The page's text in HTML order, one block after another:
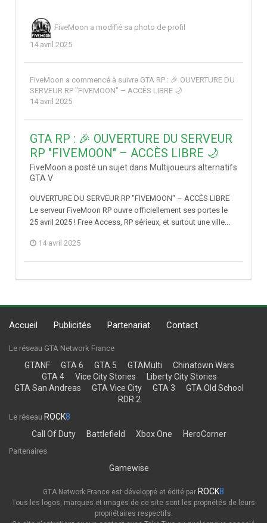
FiveMoon a modifié sa photo de profil
14 avril 2025
FiveMoon a commencé à suivre GTA RP : 🎉 OUVERTURE DU
SERVEUR RP "FIVEMOON" – ACCÈS LIBRE 🌙
14 avril 2025
GTA RP : 🎉 OUVERTURE DU SERVEUR
RP "FIVEMOON" – ACCÈS LIBRE 🌙
FiveMoon a posté un sujet dans Multijoueurs alternatifs
GTA V
OUVERTURE DU SERVEUR RP "FIVEMOON" – ACCÈS LIBRE
Le serveur FiveMoon RP ouvre officiellement ses portes le
25 avril 2025 ! Free Access, RP sérieux, et surtout une ville...
14 avril 2025
Accueil Publicités Partenariat Contact
Le réseau GTA Network France
GTANF GTA 6 GTA 5 GTAMulti
Chinatown Wars
GTA 4
Vice City Stories
Liberty City Stories
GTA San Andreas
GTA Vice City GTA 3
GTA Old School
RDR 2
Le réseau ROCK8
Call Of Duty
Battlefield Xbox One HeroCorner
Partenaires
Gamewise
GTA Network France est développé et édité par ROCK8
Tous les logos, marques et images de ce site sont les propriétés de leurs
propriétaires respectifs.